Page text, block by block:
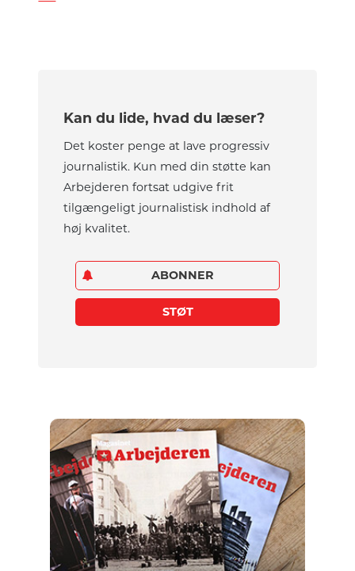
Kan du lide, hvad du læser?
Det koster penge at lave progressiv
journalistik. Kun med din støtte kan
Arbejderen fortsat udgive frit
tilgængeligt journalistisk indhold af
høj kvalitet.
ABONNER
STØT